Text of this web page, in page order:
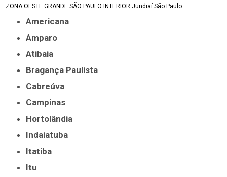
ZONA OESTE GRANDE SÃO PAULO INTERIOR Jundiaí São Paulo
Americana
Amparo
Atibaia
Bragança Paulista
Cabreúva
Campinas
Hortolândia
Indaiatuba
Itatiba
Itu